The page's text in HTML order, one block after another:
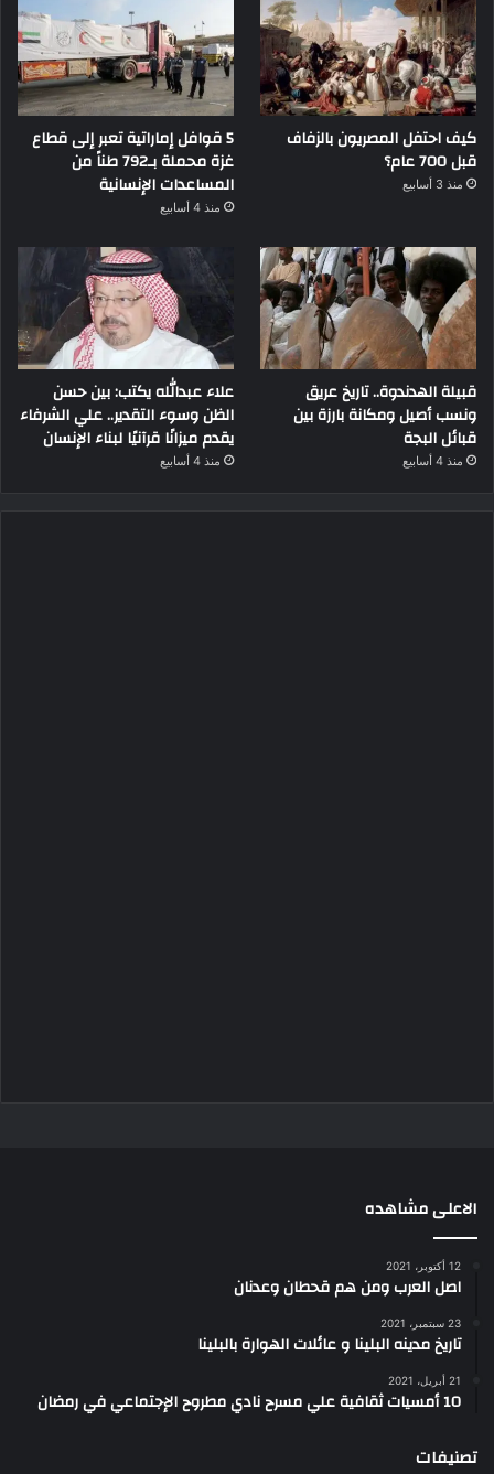
كيف احتفل المصريون بالزفاف
قبل 700 عام؟
منذ 3 أسابيع
5 قوافل إماراتية تعبر إلى قطاع
غزة محملة بـ792 طناً من
المساعدات الإنسانية
منذ 4 أسابيع
قبيلة الهدندوة.. تاريخ عريق
ونسب أصيل ومكانة بارزة بين
قبائل البجة
منذ 4 أسابيع
علاء عبدالله يكتب: بين حسن
الظن وسوء التقدير.. علي الشرفاء
يقدم ميزانًا قرآنيًا لبناء الإنسان
منذ 4 أسابيع
الاعلى مشاهده
12 أكتوبر، 2021
اصل العرب ومن هم قحطان وعدنان
23 سبتمبر، 2021
تاريخ مدينه البلينا و عائلات الهوارة بالبلينا
21 أبريل، 2021
10 أمسيات ثقافية علي مسرح نادي مطروح الإجتماعي في رمضان
تصنيفات